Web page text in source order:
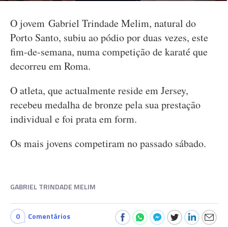
O jovem Gabriel Trindade Melim, natural do
Porto Santo, subiu ao pódio por duas vezes, este
fim-de-semana, numa competição de karaté que
decorreu em Roma.
O atleta, que actualmente reside em Jersey,
recebeu medalha de bronze pela sua prestação
individual e foi prata em form.
Os mais jovens competiram no passado sábado.
GABRIEL TRINDADE MELIM
0 Comentários